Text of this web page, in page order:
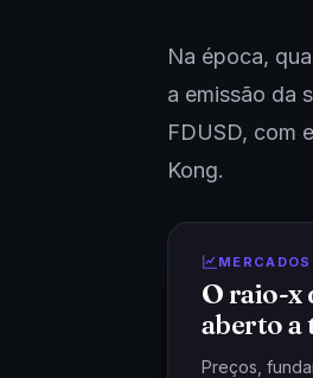
Na época,
a emissão da
FDUSD, com
Kong.
MERCADOS
O raio-x
aberto a
Preços,